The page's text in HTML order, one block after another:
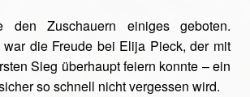
den Zuschauern einiges geboten.
die Freude bei Elija Pieck, der mit
Sieg überhaupt feiern konnte – ein
so schnell nicht vergessen wird.